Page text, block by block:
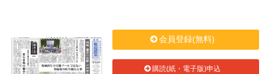
会員登録(無料)
購読(紙・電子版)申込